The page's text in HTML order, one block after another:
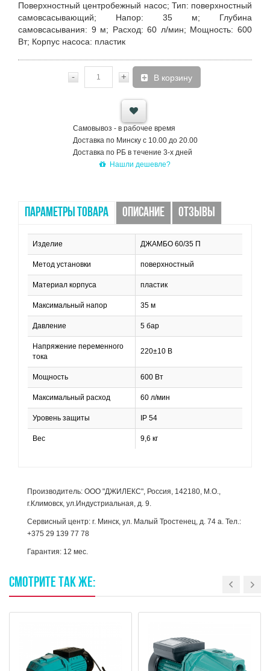
Поверхностный центробежный насос; Тип: поверхностный
самовсасывающий; Напор: 35 м; Глубина
самовсасывания: 9 м; Расход: 60 л/мин; Мощность: 600
Вт; Корпус насоса: пластик
- + В корзину
Самовывоз - в рабочее время
Доставка по Минску с 10.00 до 20.00
Доставка по РБ в течение 3-х дней
Нашли дешевле?
ПАРАМЕТРЫ ТОВАРА ОПИСАНИЕ ОТЗЫВЫ
Изделие ДЖАМБО 60/35 П
Метод установки поверхностный
Материал корпуса пластик
Максимальный напор 35 м
Давление 5 бар
Напряжение переменного
тока
220±10 В
Мощность 600 Вт
Максимальный расход 60 л/мин
Уровень защиты IP 54
Вес 9,6 кг
Производитель: ООО "ДЖИЛЕКС", Россия, 142180, М.О.,
г.Климовск, ул.Индустриальная, д. 9.
Сервисный центр: г. Минск, ул. Малый Тростенец, д. 74 а. Тел.:
+375 29 139 77 78
Гарантия: 12 мес.
СМОТРИТЕ ТАКЖЕ: